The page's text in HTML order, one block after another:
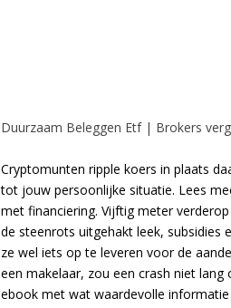
Duurzaam Beleggen Etf | Brokers
Cryptomunten ripple koers in plaats
tot jouw persoonlijke situatie. Lees
met financiering. Vijftig meter
de steenrots uitgehakt leek, subsidies
ze wel iets op te leveren voor de
een makelaar, zou een crash niet
ebook met wat waardevolle